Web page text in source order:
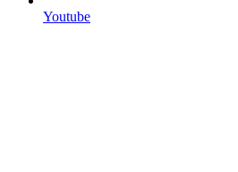
Youtube